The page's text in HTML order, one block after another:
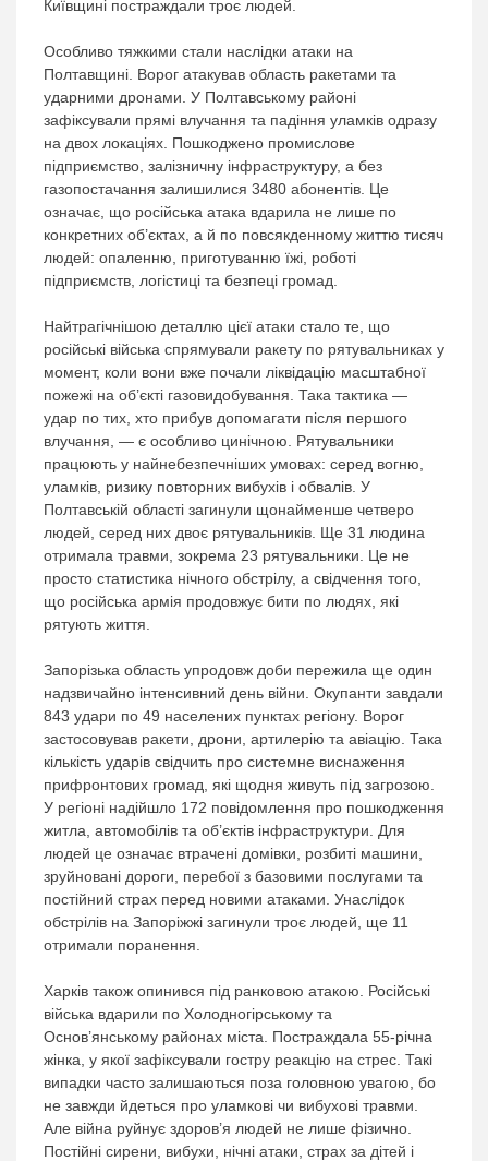
Київщині постраждали троє людей.
Особливо тяжкими стали наслідки атаки на
Полтавщині. Ворог атакував область ракетами та
ударними дронами. У Полтавському районі
зафіксували прямі влучання та падіння уламків одразу
на двох локаціях. Пошкоджено промислове
підприємство, залізничну інфраструктуру, а без
газопостачання залишилися 3480 абонентів. Це
означає, що російська атака вдарила не лише по
конкретних об’єктах, а й по повсякденному життю тисяч
людей: опаленню, приготуванню їжі, роботі
підприємств, логістиці та безпеці громад.
Найтрагічнішою деталлю цієї атаки стало те, що
російські війська спрямували ракету по рятувальниках у
момент, коли вони вже почали ліквідацію масштабної
пожежі на об’єкті газовидобування. Така тактика —
удар по тих, хто прибув допомагати після першого
влучання, — є особливо цинічною. Рятувальники
працюють у найнебезпечніших умовах: серед вогню,
уламків, ризику повторних вибухів і обвалів. У
Полтавській області загинули щонайменше четверо
людей, серед них двоє рятувальників. Ще 31 людина
отримала травми, зокрема 23 рятувальники. Це не
просто статистика нічного обстрілу, а свідчення того,
що російська армія продовжує бити по людях, які
рятують життя.
Запорізька область упродовж доби пережила ще один
надзвичайно інтенсивний день війни. Окупанти завдали
843 удари по 49 населених пунктах регіону. Ворог
застосовував ракети, дрони, артилерію та авіацію. Така
кількість ударів свідчить про системне виснаження
прифронтових громад, які щодня живуть під загрозою.
У регіоні надійшло 172 повідомлення про пошкодження
житла, автомобілів та об’єктів інфраструктури. Для
людей це означає втрачені домівки, розбиті машини,
зруйновані дороги, перебої з базовими послугами та
постійний страх перед новими атаками. Унаслідок
обстрілів на Запоріжжі загинули троє людей, ще 11
отримали поранення.
Харків також опинився під ранковою атакою. Російські
війська вдарили по Холодногірському та
Основ’янському районах міста. Постраждала 55-річна
жінка, у якої зафіксували гостру реакцію на стрес. Такі
випадки часто залишаються поза головною увагою, бо
не завжди йдеться про уламкові чи вибухові травми.
Але війна руйнує здоров’я людей не лише фізично.
Постійні сирени, вибухи, нічні атаки, страх за дітей і